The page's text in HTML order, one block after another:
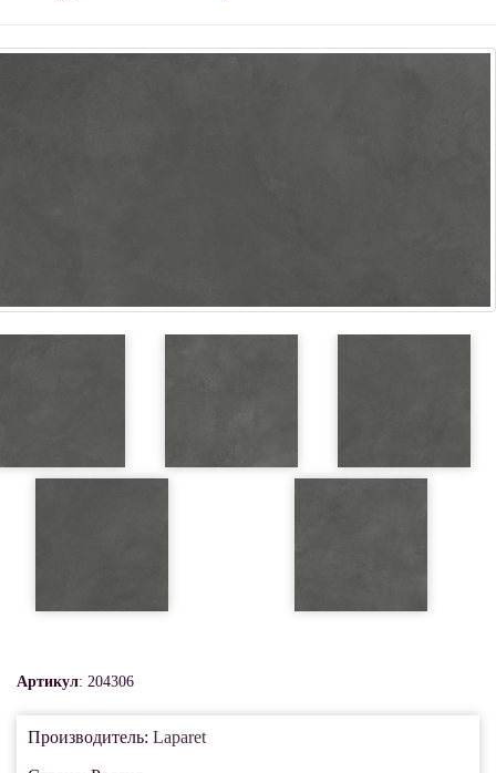
Артикул: 204306
Производитель: Laparet